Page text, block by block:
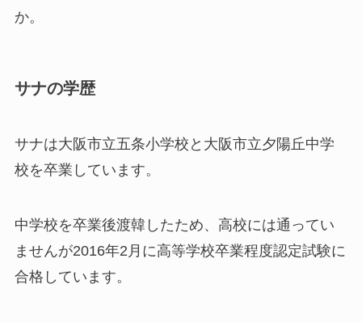
か。
サナの学歴
サナは大阪市立五条小学校と大阪市立夕陽丘中学
校を卒業しています。
中学校を卒業後渡韓したため、高校には通ってい
ませんが2016年2月に高等学校卒業程度認定試験に
合格しています。